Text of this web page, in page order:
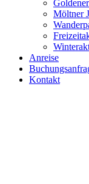
Möltner
Anreise
Kontakt